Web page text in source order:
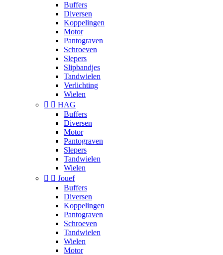
Buffers
Diversen
Koppelingen
Motor
Pantograven
Schroeven
Slepers
Slipbandjes
Tandwielen
Verlichting
Wielen
  HAG
Buffers
Diversen
Motor
Pantograven
Slepers
Tandwielen
Wielen
  Jouef
Buffers
Diversen
Koppelingen
Pantograven
Schroeven
Tandwielen
Wielen
Motor